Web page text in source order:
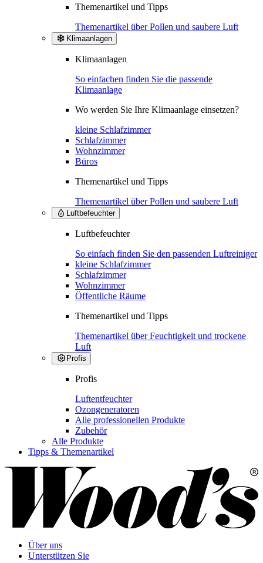
Themenartikel und Tipps
Themenartikel über Pollen und saubere Luft
Klimaanlagen
Klimaanlagen
So einfachen finden Sie die passende
Klimaanlage
Wo werden Sie Ihre Klimaanlage einsetzen?
kleine Schlafzimmer
Schlafzimmer
Wohnzimmer
Büros
Themenartikel und Tipps
Themenartikel über Pollen und saubere Luft
Luftbefeuchter
Luftbefeuchter
So einfach finden Sie den passenden Luftreiniger
kleine Schlafzimmer
Schlafzimmer
Wohnzimmer
Öffentliche Räume
Themenartikel und Tipps
Themenartikel über Feuchtigkeit und trockene
Luft
Profis
Profis
Luftentfeuchter
Ozongeneratoren
Alle professionellen Produkte
Zubehör
Alle Produkte
Tipps & Themenartikel
Über uns
Unterstützen Sie